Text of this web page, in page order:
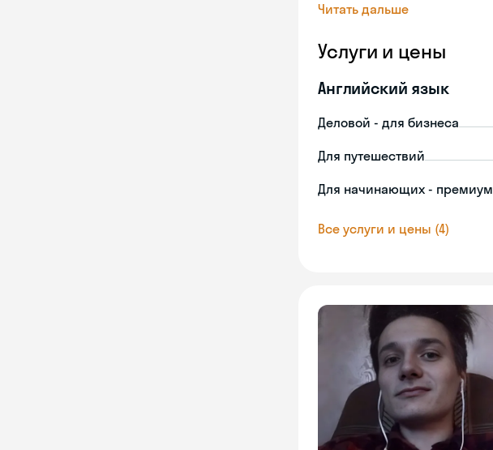
Читать дальше
Услуги и цены
Английский язык
Деловой - для бизнеса
Для путешествий
Для начинающих - премиум
Все услуги и цены (4)